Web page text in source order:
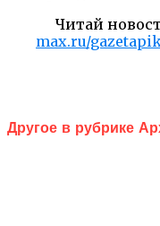
Читай
max.ru/
Другое в рубрике